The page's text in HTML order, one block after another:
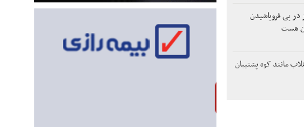
در پی فروپاشیدن
هست
مانند کوه پشتیبان